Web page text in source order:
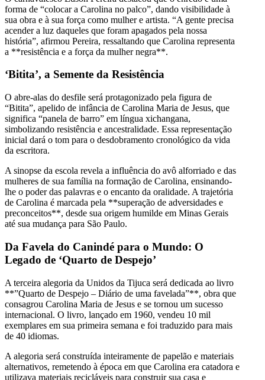
forma de “colocar a Carolina no palco”, dando visibilidade à
sua obra e à sua força como mulher e artista. “A gente precisa
acender a luz daqueles que foram apagados pela nossa
história”, afirmou Pereira, ressaltando que Carolina representa
a **resistência e a força da mulher negra**.
‘Bitita’, a Semente da Resistência
O abre-alas do desfile será protagonizado pela figura de
“Bitita”, apelido de infância de Carolina Maria de Jesus, que
significa “panela de barro” em língua xichangana,
simbolizando resistência e ancestralidade. Essa representação
inicial dará o tom para o desdobramento cronológico da vida
da escritora.
A sinopse da escola revela a influência do avô alforriado e das
mulheres de sua família na formação de Carolina, ensinando-
lhe o poder das palavras e o encanto da oralidade. A trajetória
de Carolina é marcada pela **superação de adversidades e
preconceitos**, desde sua origem humilde em Minas Gerais
até sua mudança para São Paulo.
Da Favela do Canindé para o Mundo: O
Legado de ‘Quarto de Despejo’
A terceira alegoria da Unidos da Tijuca será dedicada ao livro
**”Quarto de Despejo – Diário de uma favelada”**, obra que
consagrou Carolina Maria de Jesus e se tornou um sucesso
internacional. O livro, lançado em 1960, vendeu 10 mil
exemplares em sua primeira semana e foi traduzido para mais
de 40 idiomas.
A alegoria será construída inteiramente de papelão e materiais
alternativos, remetendo à época em que Carolina era catadora e
utilizava materiais recicláveis para construir sua casa e